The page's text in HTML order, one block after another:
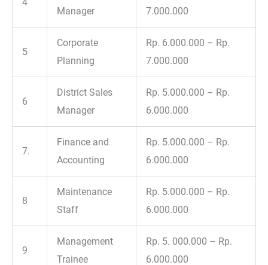
Manager
7.000.000
5
Corporate
Planning
Rp. 6.000.000 – Rp.
7.000.000
6
District Sales
Manager
Rp. 5.000.000 – Rp.
6.000.000
7.
Finance and
Accounting
Rp. 5.000.000 – Rp.
6.000.000
8
Maintenance
Staff
Rp. 5.000.000 – Rp.
6.000.000
9
Management
Trainee
Rp. 5. 000.000 – Rp.
6.000.000